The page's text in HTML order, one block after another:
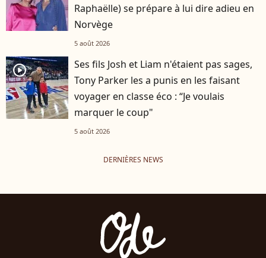
Raphaëlle) se prépare à lui dire adieu en
Norvège
5 août 2026
player2
Ses fils Josh et Liam n'étaient pas sages,
Tony Parker les a punis en les faisant
voyager en classe éco : “Je voulais
marquer le coup"
5 août 2026
DERNIÈRES NEWS